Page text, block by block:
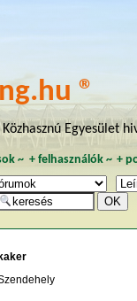
®
Egyesület
~ + felhasználók~ +